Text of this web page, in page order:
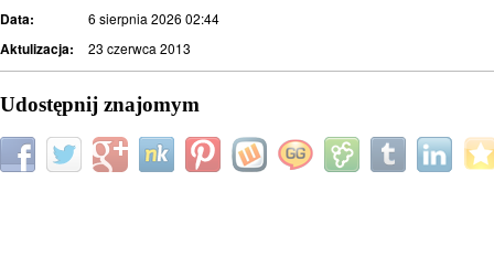
Data: 6 sierpnia 2026 02:44
Aktulizacja: 23 czerwca 2013
Udostępnij znajomym